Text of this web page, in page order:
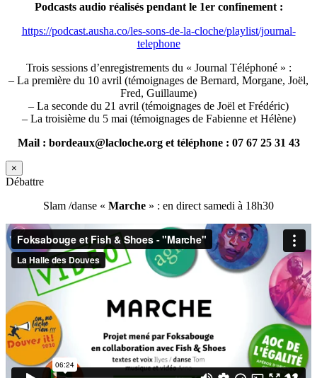
Podcasts audio réalisés pendant le 1er confinement :
https://podcast.ausha.co/les-sons-de-la-cloche/playlist/journal-
telephone
Trois sessions d’enregistrements du « Journal Téléphoné » :
– La première du 10 avril (témoignages de Bernard, Morgane, Joël,
Fred, Guillaume)
– La seconde du 21 avril (témoignages de Joël et Frédéric)
– La troisième du 5 mai (témoignages de Fabienne et Hélène)
Mail : bordeaux@lacloche.org et téléphone : 07 67 25 31 43
×
Débattre
Slam /danse « Marche » : en direct samedi à 18h30